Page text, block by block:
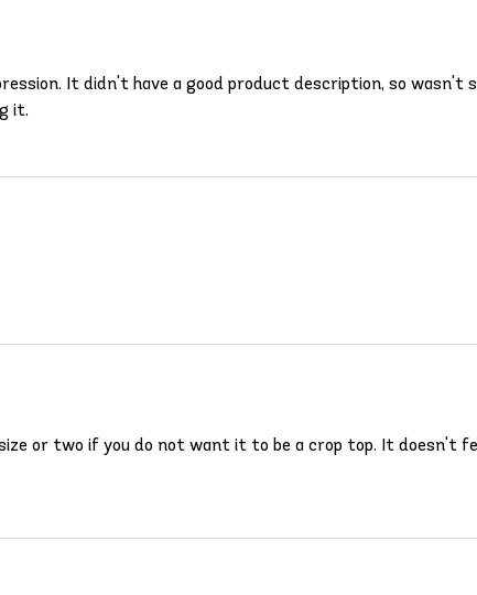
It didn't have a good product description, so
it.
or two if you do not want it to be a crop top. It doesn't